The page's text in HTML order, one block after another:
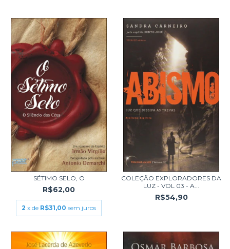
SÉTIMO SELO, O
R$62,00
2 x de R$31,00 sem juros
COLEÇÃO EXPLORADORES DA
LUZ - VOL 03 - A...
R$54,90